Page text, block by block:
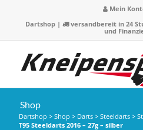
Mein
Dartshop| versandbereit in 24
und
Shop
Dartshop > Shop > Darts> Steeldarts>
T95 Steeldarts 2016 – 27g – silber